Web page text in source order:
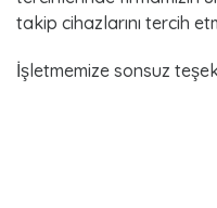
s
t
takip cihazlarını tercih
İşletmemize sonsuz